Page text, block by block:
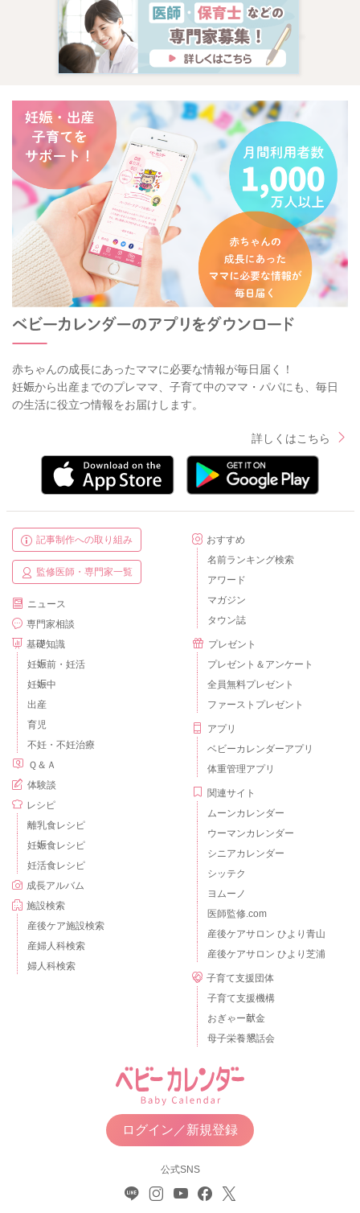
赤ちゃんの成長にあったママに必要な情報が毎日届く！
妊娠から出産までのプレママ、子育て中のママ・パパにも、毎日
の生活に役立つ情報をお届けします。
詳しくはこちら
記事制作への取り組み
監修医師・専門家一覧
ニュース
専門家相談
基礎知識
妊娠前・妊活
妊娠中
出産
育児
不妊・不妊治療
Ｑ＆Ａ
体験談
レシピ
離乳食レシピ
妊娠食レシピ
妊活食レシピ
成長アルバム
施設検索
産後ケア施設検索
産婦人科検索
婦人科検索
おすすめ
名前ランキング検索
アワード
マガジン
タウン誌
プレゼント
プレゼント＆アンケート
全員無料プレゼント
ファーストプレゼント
アプリ
ベビーカレンダーアプリ
体重管理アプリ
関連サイト
ムーンカレンダー
ウーマンカレンダー
シニアカレンダー
シッテク
ヨムーノ
医師監修.com
産後ケアサロン ひより青山
産後ケアサロン ひより芝浦
子育て支援団体
子育て支援機構
おぎゃー献金
母子栄養懇話会
ログイン／新規登録
公式SNS